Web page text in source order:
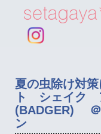
夏の虫除け対
ト シェイク
(BADGER) ＠
ン